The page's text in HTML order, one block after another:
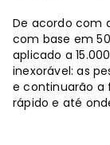
De acordo com
com base em
aplicado a
inexorável: as
e continuarão a
rápido e até